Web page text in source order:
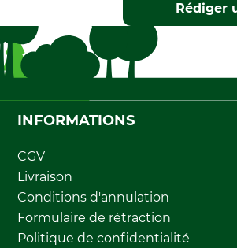
Rédiger
INFORMATIONS
CGV
Livraison
Conditions d'annulation
Formulaire de rétraction
Politique de confidentialité